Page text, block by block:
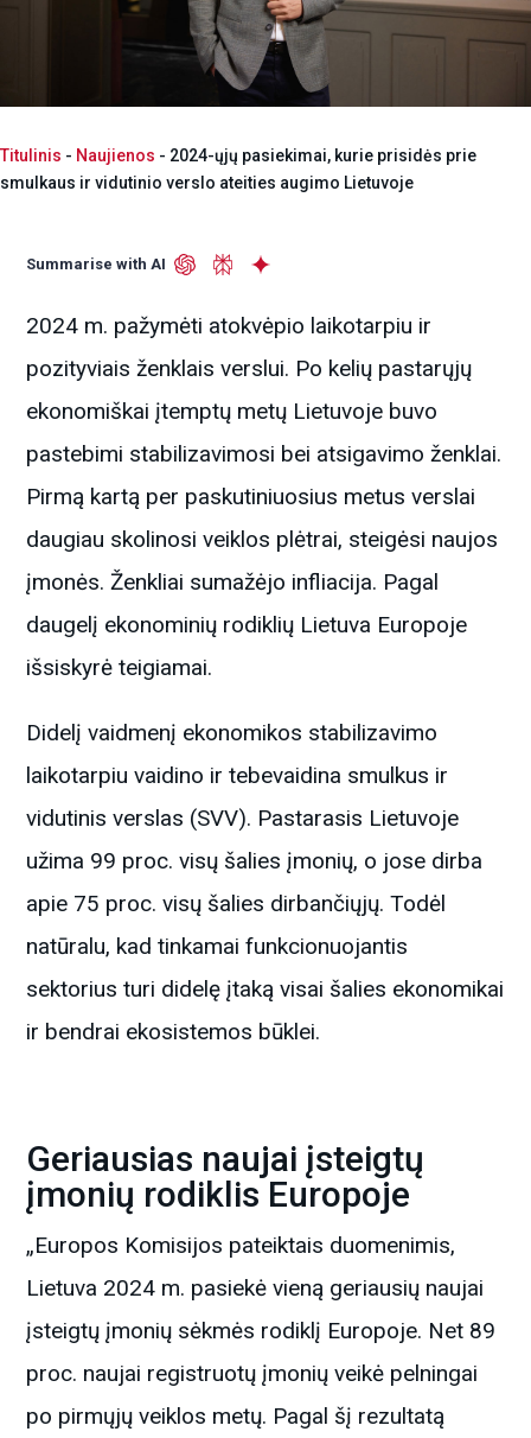
Titulinis - Naujienos - 2024-ųjų pasiekimai, kurie prisidės prie
smulkaus ir vidutinio verslo ateities augimo Lietuvoje
Summarise with AI
2024 m. pažymėti atokvėpio laikotarpiu ir
pozityviais ženklais verslui. Po kelių pastarųjų
ekonomiškai įtemptų metų Lietuvoje buvo
pastebimi stabilizavimosi bei atsigavimo ženklai.
Pirmą kartą per paskutiniuosius metus verslai
daugiau skolinosi veiklos plėtrai, steigėsi naujos
įmonės. Ženkliai sumažėjo infliacija. ​Pagal
daugelį ekonominių rodiklių Lietuva Europoje
išsiskyr​ė teigiamai.
Didelį vaidmenį ekonomikos stabilizavimo
laikotarpiu vaidino ir tebevaidina smulkus ir
vidutinis verslas (SVV). Pastarasis Lietuvoje
užima 99 proc. visų šalies įmonių, o jose dirba
apie 75 proc. visų šalies dirbančiųjų. Todėl
natūralu, kad tinkamai funkcionuojantis
sektorius turi didelę įtaką visai šalies ekonomikai
ir bendrai ekosistemos būklei.
Geriausias naujai įsteigtų
įmonių rodiklis Europoje
„Europos Komisijos pateiktais duomenimis,
Lietuva 2024 m. pasiekė vieną geriausių naujai
įsteigtų įmonių sėkmės rodiklį Europoje. Net 89
proc. naujai registruotų įmonių veikė pelningai
po pirmųjų veiklos metų. Pagal šį rezultatą